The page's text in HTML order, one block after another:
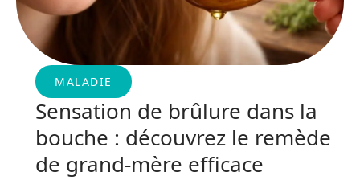
MALADIE
Sensation de brûlure dans la
bouche : découvrez le remède
de grand-mère efficace